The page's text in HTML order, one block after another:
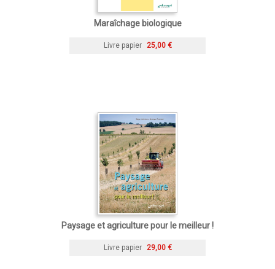
Maraîchage biologique
Livre papier 25,00 €
Paysage et agriculture pour le meilleur !
Livre papier 29,00 €